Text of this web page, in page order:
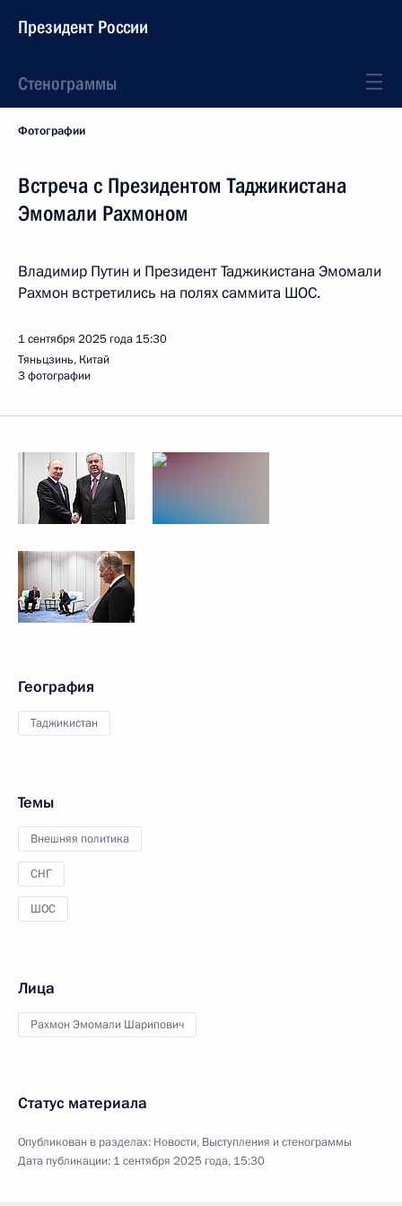
Президент России
Стенограммы
Фотографии
Встреча с Президентом Таджикистана
Эмомали Рахмоном
Владимир Путин и Президент Таджикистана Эмомали
Рахмон встретились на полях саммита ШОС.
1 сентября 2025 года 15:30
Тяньцзинь, Китай
3 фотографии
География
Таджикистан
Темы
Внешняя политика
СНГ
ШОС
Лица
Рахмон Эмомали Шарипович
Статус материала
Опубликован в разделах: Новости, Выступления и стенограммы
Дата публикации: 1 сентября 2025 года, 15:30